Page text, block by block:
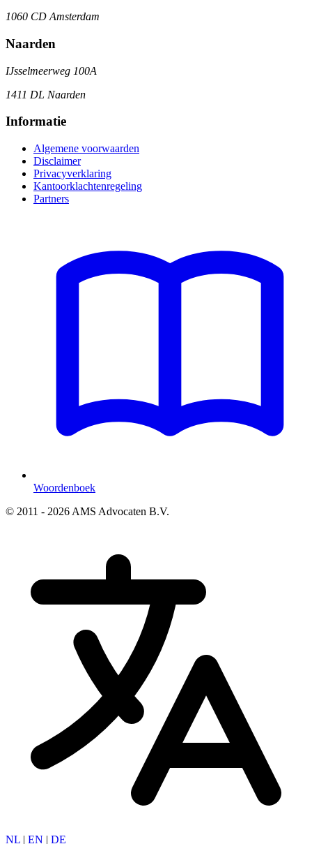
1060 CD Amsterdam
Naarden
IJsselmeerweg 100A
1411 DL Naarden
Informatie
Algemene voorwaarden
Disclaimer
Privacyverklaring
Kantoorklachtenregeling
Partners
Woordenboek
© 2011 - 2026 AMS Advocaten B.V.
NL | EN | DE